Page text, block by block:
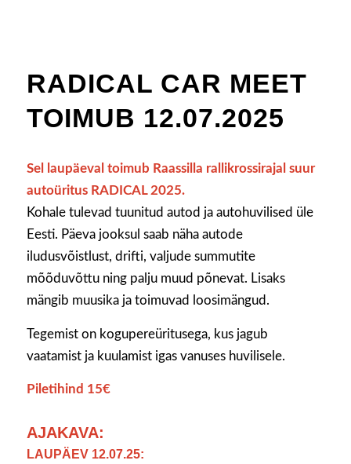
RADICAL CAR MEET
TOIMUB 12.07.2025
Sel laupäeval toimub Raassilla rallikrossirajal suur
autoüritus RADICAL 2025.
Kohale tulevad tuunitud autod ja autohuvilised üle
Eesti. Päeva jooksul saab näha autode
iludusvõistlust, drifti, valjude summutite
mõõduvõttu ning palju muud põnevat. Lisaks
mängib muusika ja toimuvad loosimängud.
Tegemist on kogupereüritusega, kus jagub
vaatamist ja kuulamist igas vanuses huvilisele.
Piletihind 15€
AJAKAVA:
LAUPÄEV 12.07.25: